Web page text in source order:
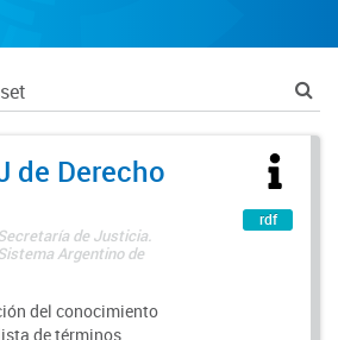
de Derecho
de Justicia.
Argentino de
del conocimiento
de términos
rdf